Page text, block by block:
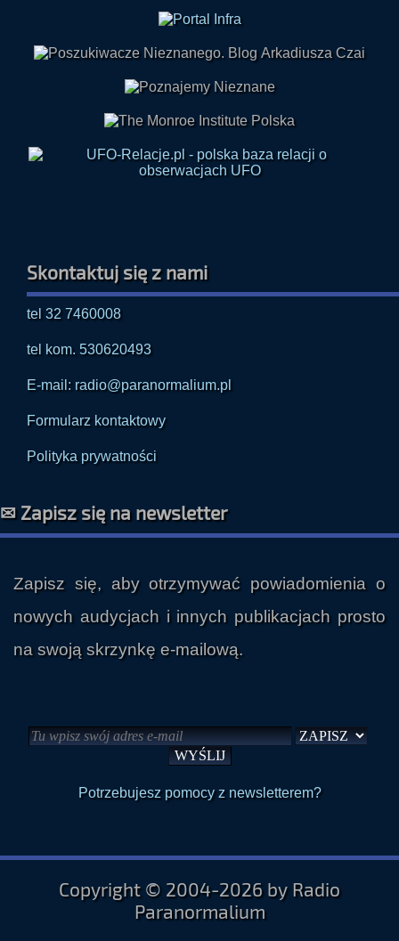
Skontaktuj się z nami
tel 32 7460008
tel kom. 530620493
E-mail: radio@paranormalium.pl
Formularz kontaktowy
Polityka prywatności
✉ Zapisz się na newsletter
Zapisz się, aby otrzymywać powiadomienia o
nowych audycjach i innych publikacjach prosto
na swoją skrzynkę e-mailową.
Potrzebujesz pomocy z newsletterem?
Copyright © 2004-2026 by Radio
Paranormalium